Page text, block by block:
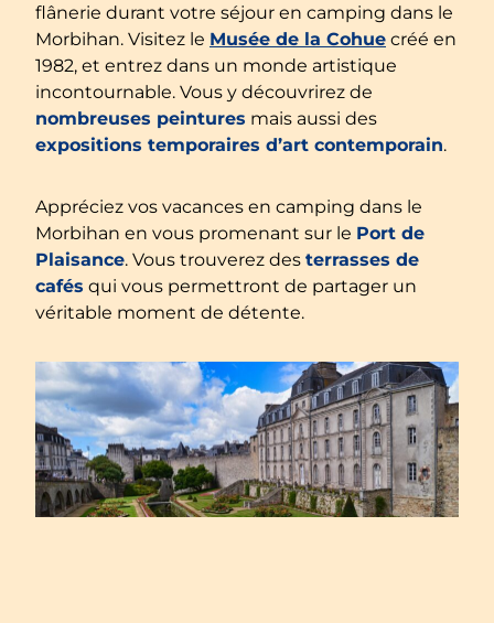
flânerie durant votre séjour en camping dans le
Morbihan. Visitez le Musée de la Cohue créé en
1982, et entrez dans un monde artistique
incontournable. Vous y découvrirez de
nombreuses peintures mais aussi des
expositions temporaires d’art contemporain.
Appréciez vos vacances en camping dans le
Morbihan en vous promenant sur le Port de
Plaisance. Vous trouverez des terrasses de
cafés qui vous permettront de partager un
véritable moment de détente.